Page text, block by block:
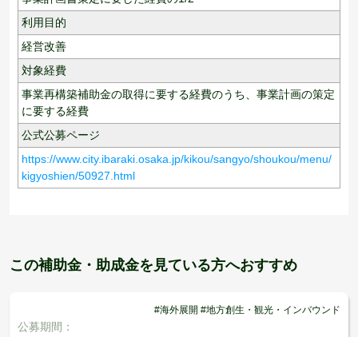
利用目的
経営改善
対象経費
事業再構築補助金の取得に要する経費のうち、事業計画の策定
に要する経費
公式公募ページ
https://www.city.ibaraki.osaka.jp/kikou/sangyo/shoukou/menu/
kigyoshien/50927.html
この補助金・助成金を見ている方へおすすめ
#海外展開 #地方創生・観光・インバウンド
公募期間：